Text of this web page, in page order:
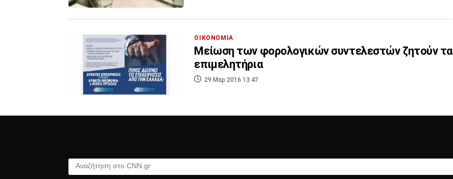
ΟΙΚΟΝΟΜΙΑ
Μείωση των φορολογικών συντελεστών ζητούν τα
επιμελητήρια
29 Μαρ 2016 13:47
Αναζήτηση στο CNN.gr